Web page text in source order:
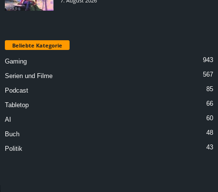
Beliebte Kategorie
Gaming 943
Serien und Filme 567
Podcast 85
Tabletop 66
AI 60
Buch 48
Politik 43